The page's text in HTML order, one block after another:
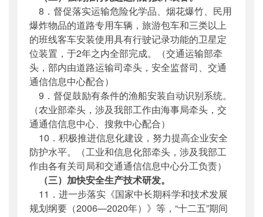
8．督促落实运输危险化学品、烟花爆竹、民用
爆炸物品的道路专用车辆，旅游包车和三类以上
的班线客车安装使用具有行驶记录功能的卫星定
位装置，于2年之内全部完成。（交通运输部牵
头，部内由道路运输司牵头，安全监督司、交通
通信信息中心配合）
9．督促鼓励有条件的渔船安装自动识别系统。
（农业部牵头，涉及我部工作由海事局牵头，交
通通信信息中心、搜救中心配合）
10．积极推进信息化建设，努力提高企业安全
防护水平。（工业和信息化部牵头，涉及我部工
作由各有关司局和交通通信信息中心分工负责）
（三）加快安全生产技术研发。
11．进一步落实《国家中长期科学和技术发展
规划纲要（2006—2020年）》等，“十二五”期间